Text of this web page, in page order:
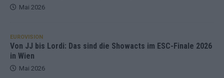
Mai 2026
EUROVISION
Von JJ bis Lordi: Das sind die Showacts im ESC-Finale 2026
in Wien
Mai 2026